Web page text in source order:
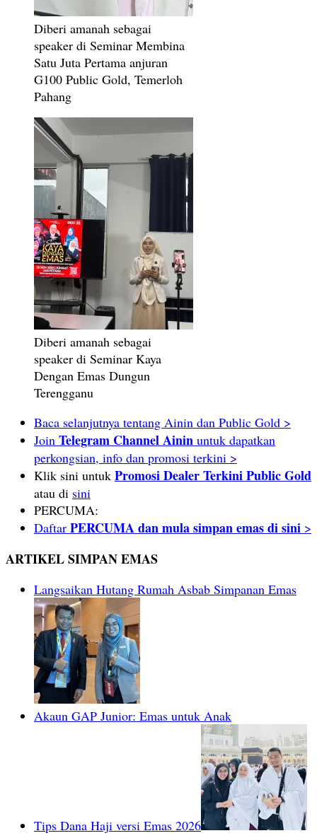
Diberi amanah sebagai
speaker di Seminar Membina
Satu Juta Pertama anjuran
G100 Public Gold, Temerloh
Pahang
Diberi amanah sebagai
speaker di Seminar Kaya
Dengan Emas Dungun
Terengganu
Baca selanjutnya tentang Ainin dan Public Gold >
Join Telegram Channel Ainin untuk dapatkan
perkongsian, info dan promosi terkini >
Klik sini untuk Promosi Dealer Terkini Public Gold
atau di sini
PERCUMA:
Daftar PERCUMA dan mula simpan emas di sini >
ARTIKEL SIMPAN EMAS
Langsaikan Hutang Rumah Asbab Simpanan Emas
Akaun GAP Junior: Emas untuk Anak
Tips Dana Haji versi Emas 2026